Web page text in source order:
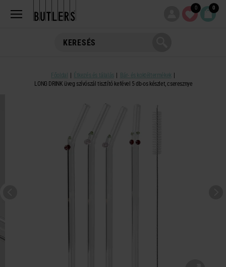
0 0
Főoldal Étkezés és tálalás
Bár- és koktéltermékek
LONG DRINK üveg szívószál tisztító kefével 5 db-os készlet, cseresznye